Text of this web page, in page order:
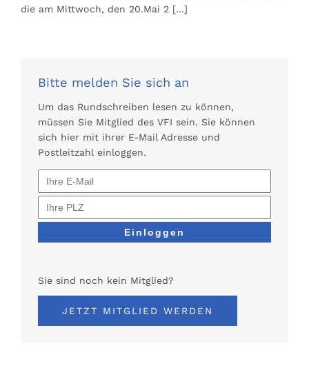
die am Mittwoch, den 20.Mai 2 [...]
Bitte melden Sie sich an
Um das Rundschreiben lesen zu können,
müssen Sie Mitglied des VFI sein. Sie können
sich hier mit ihrer E-Mail Adresse und
Postleitzahl einloggen.
Sie sind noch kein Mitglied?
JETZT MITGLIED WERDEN